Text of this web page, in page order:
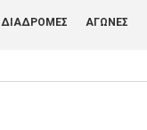
ΔΙΑΔΡΟΜΕΣ ΑΓΩΝΕΣ